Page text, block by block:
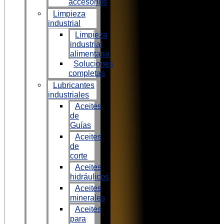
accesorios
Limpieza
industrial
Limpieza
industrial
alimentaria
Soluciones
completas
Lubricantes
industriales
Aceites
de
Guías
Aceites
de
corte
Aceites
hidráulicos
Aceites
minerales
Aceites
para